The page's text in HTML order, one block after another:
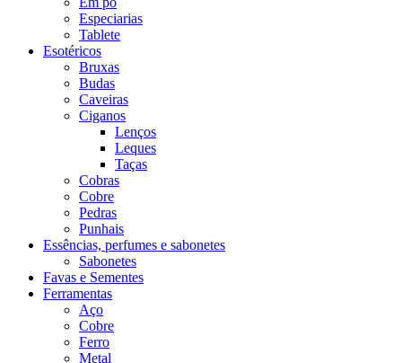
Especiarias
Tablete
Esotéricos
Bruxas
Budas
Caveiras
Ciganos
Lenços
Leques
Taças
Cobras
Cobre
Pedras
Punhais
Essências, perfumes e sabonetes
Sabonetes
Favas e Sementes
Ferramentas
Aço
Cobre
Ferro
Metal